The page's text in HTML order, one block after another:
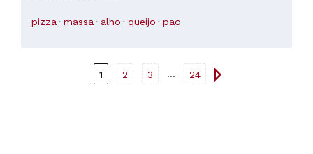
pizza massa alho queijo pao
1 2 3 ... 24